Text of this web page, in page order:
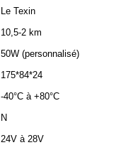
Le Texin
10,5-2 km
50W (personnalisé)
175*84*24
-40°C à +80°C
N
24V à 28V